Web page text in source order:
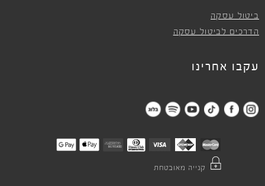
ביטול עסקה
הדרכים לביטול עסקה
עקבו אחרינו
קנייה מאובטחת